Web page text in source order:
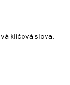
klíčová slova.